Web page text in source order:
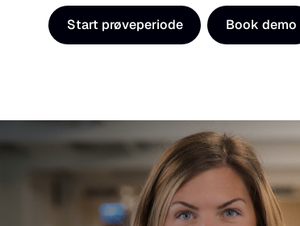
Start prøveperiode Book demo